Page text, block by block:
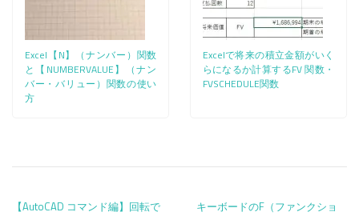
Excel【N】（ナンバー）関数
と【NUMBERVALUE】（ナン
バー・バリュー）関数の使い
方
Excelで将来の積立金額がいく
らになるか計算するFV 関数・
FVSCHEDULE関数
【AutoCAD コマンド編】回転で
キーボードのF（ファンクショ